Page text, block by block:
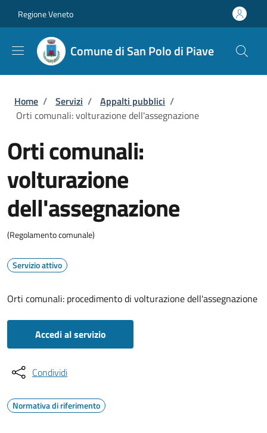
Regione Veneto
Comune di San Polo di Piave
Briciole di pane
Home / Servizi / Appalti pubblici /
Orti comunali: volturazione dell'assegnazione
Orti comunali:
volturazione
dell'assegnazione
(Regolamento comunale)
Servizio attivo
Orti comunali: procedimento di volturazione dell'assegnazione
Accedi al servizio
Condividi
Normativa di riferimento